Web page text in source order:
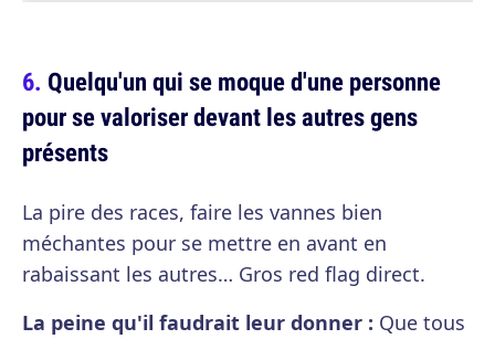
Quelqu'un qui se moque d'une personne
pour se valoriser devant les autres gens
présents
La pire des races, faire les vannes bien
méchantes pour se mettre en avant en
rabaissant les autres… Gros red flag direct.
La peine qu'il faudrait leur donner : Que tous